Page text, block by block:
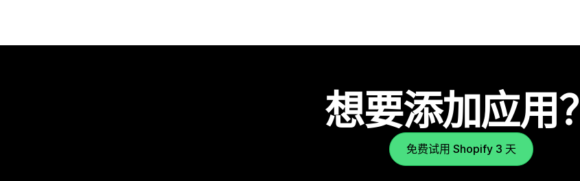
想要添加应用？
免费试用 Shopify 3 天